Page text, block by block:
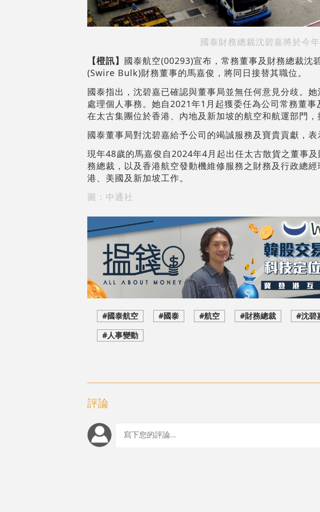
國泰財務總裁沈碧嘉將於今年
【橙訊】 國泰航空(00293)宣布，常務董事及財務總裁沈
(Swire Bulk)財務董事的馬嘉俊，將同日接替其職位。
國泰指出，沈碧嘉已確認與董事局並無任何意見分歧。
處理個人事務。她自2021年1月起獲委任為公司常務董
在太古集團位於香港、內地及新加坡的航空和航運部門，
國泰董事局對沈碧嘉給予公司的竭誠服務及寶貴貢獻，表
現年48歲的馬嘉俊自2024年4月起出任太古散貨之董事
務總裁，以及香港航空發動機維修服務之財務及行政總
港、美國及新加坡工作。
圖：中通社
#國泰航空 #國泰 #航空 #財務總裁 #沈碧
#人事變動
評論